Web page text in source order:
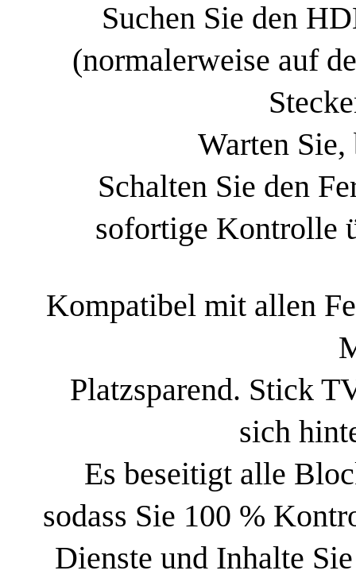
Suchen Sie den
(normalerweise auf
Warten
Schalten Sie den
sofortige Kontrolle
Kompatibel mit allen
Platzsparend. Stick
sich
Es beseitigt alle
sodass Sie 100 %
Dienste und Inhalte